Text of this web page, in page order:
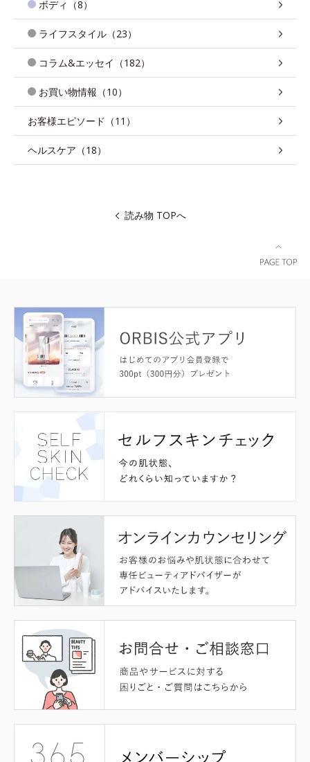
ボディ（8）
ライフスタイル（23）
コラム&エッセイ（182）
お買い物情報（10）
お客様エピソード（11）
ヘルスケア（18）
読み物 TOPへ